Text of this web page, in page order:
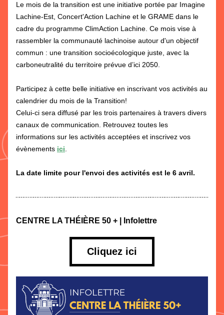
Le mois de la transition est une initiative portée par Imagine
Lachine-Est, Concert'Action Lachine et le GRAME dans le
cadre du programme ClimAction Lachine. Ce mois vise à
rassembler la communauté lachinoise autour d'un objectif
commun : une transition socioécologique juste, avec la
carboneutralité du territoire prévue d’ici 2050.
Participez à cette belle initiative en inscrivant vos activités au
calendrier du mois de la Transition!
Celui-ci sera diffusé par les trois partenaires à travers divers
canaux de communication. Retrouvez toutes les
informations sur les activités acceptées et inscrivez vos
évènements ici
La date limite pour l'envoi des activités est le 6 avril.
CENTRE LA THÉIÈRE 50 + | Infolettre
Cliquez ici